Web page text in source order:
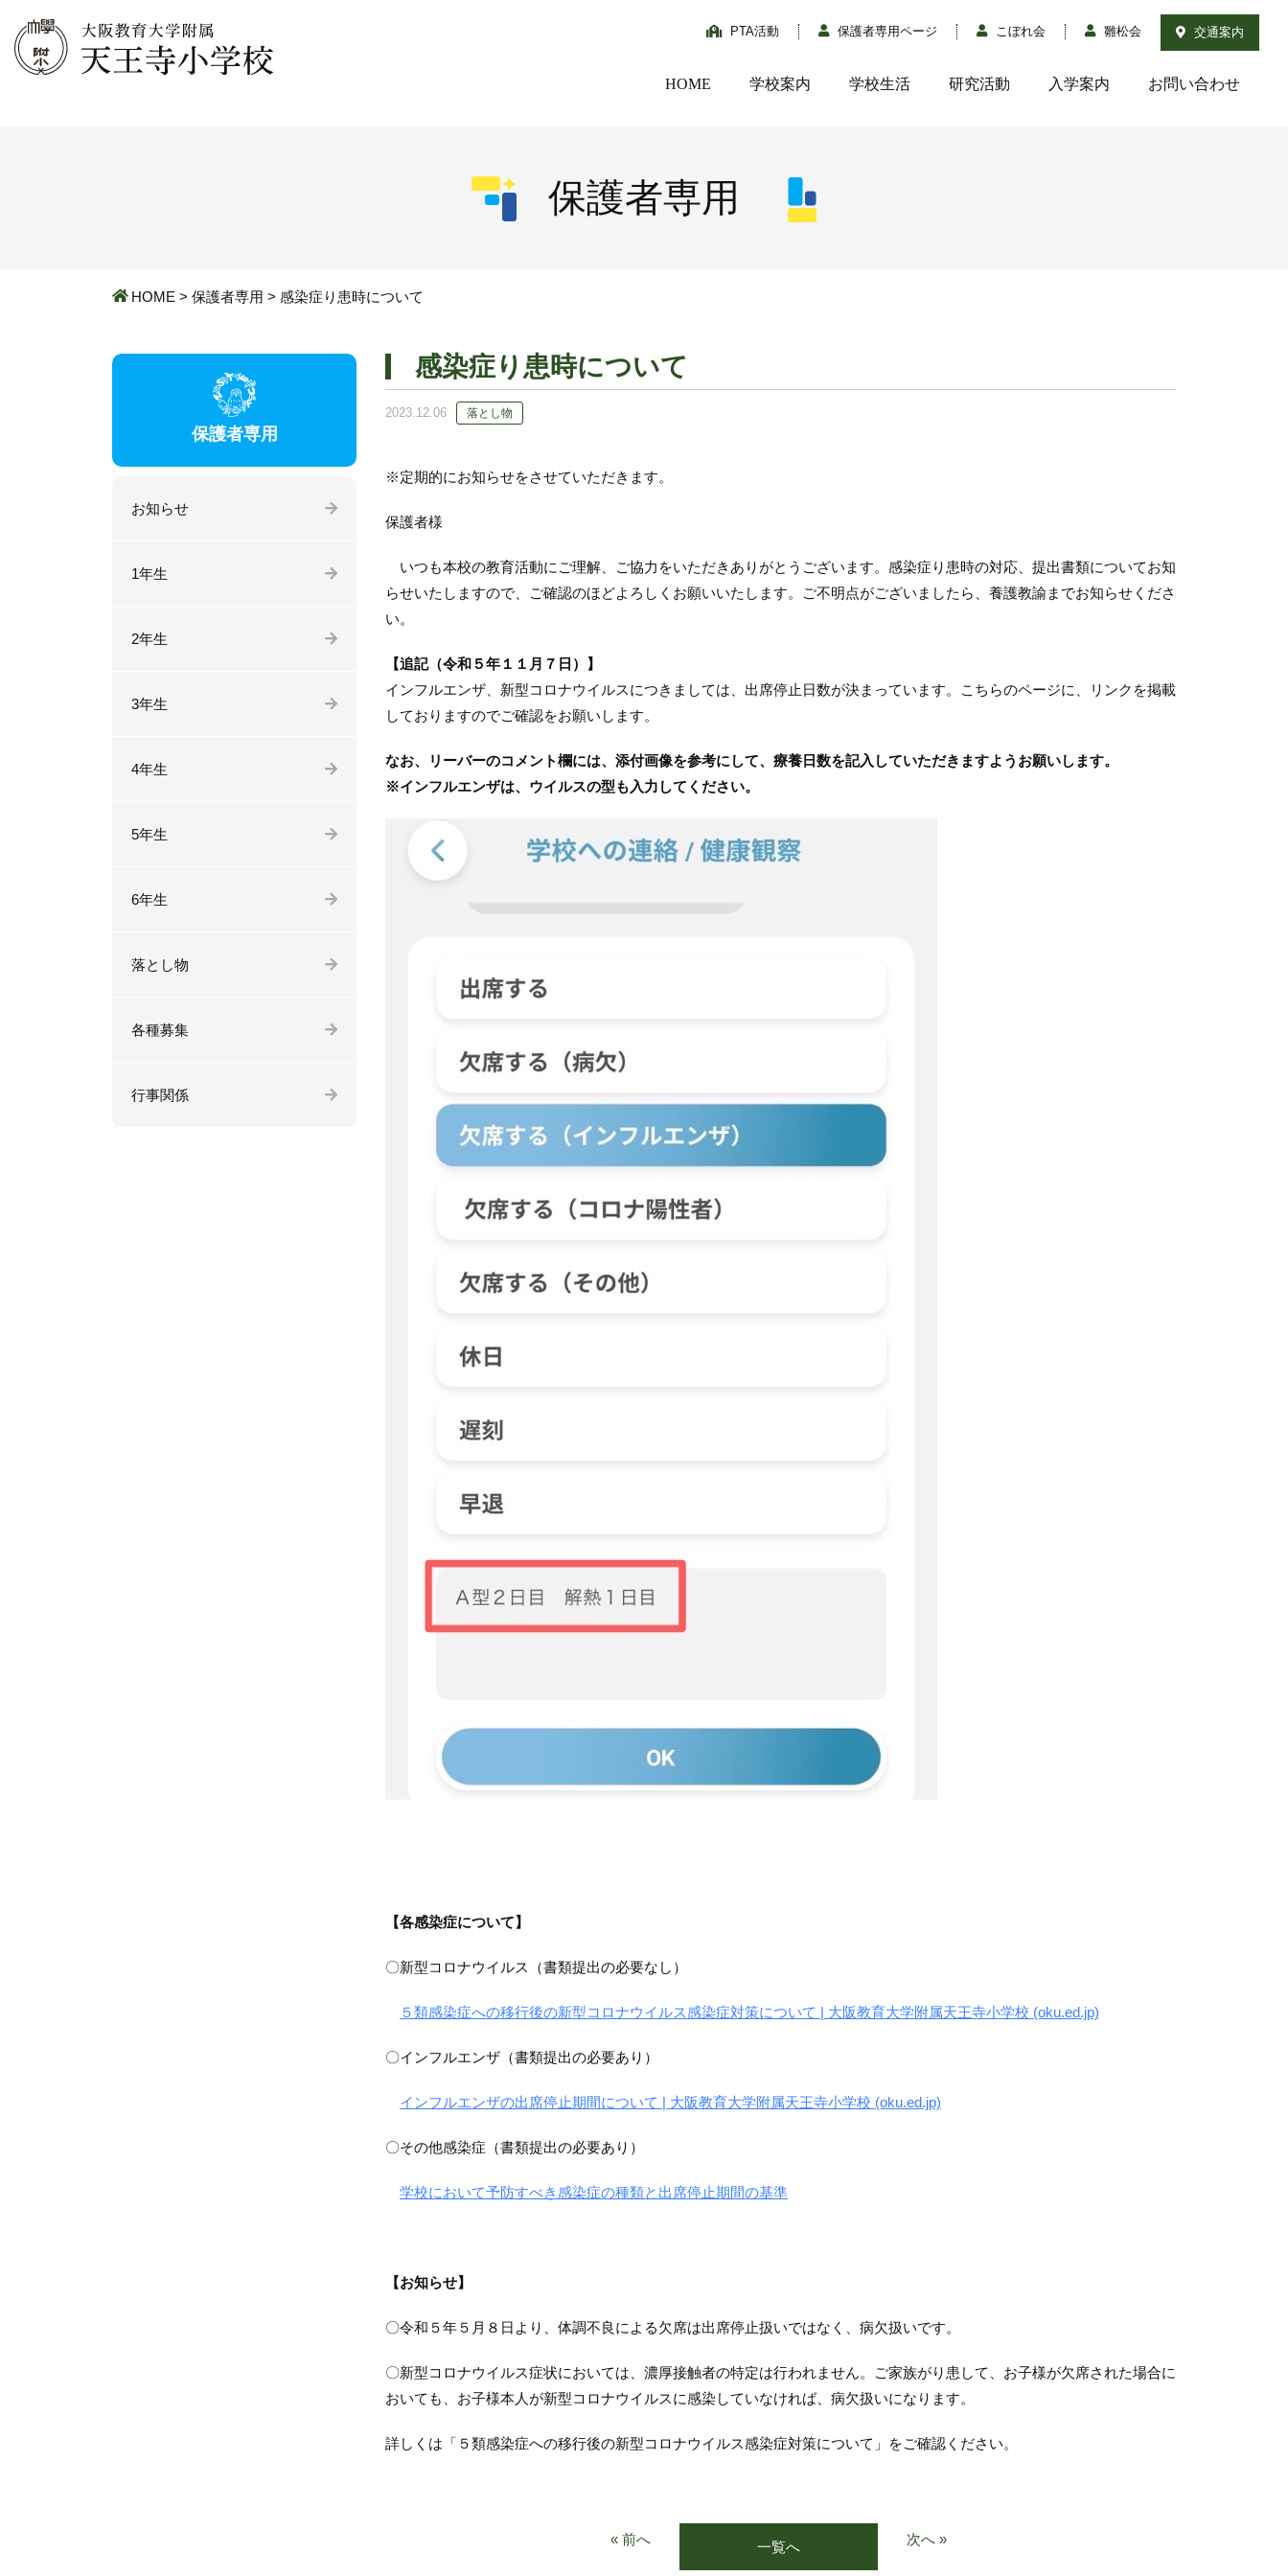
PTA活動 保護者専用ページ こぼれ会 雛松会 交通案内
HOME 学校案内 学校生活 研究活動 入学案内 お問い合わせ
保護者専用
HOME > 保護者専用 > 感染症り患時について
感染症り患時について
2023.12.06 落とし物
※定期的にお知らせをさせていただきます。
保護者様
いつも本校の教育活動にご理解、ご協力をいただきありがとうございます。感染症り患時の対応、提出書類についてお知
らせいたしますので、ご確認のほどよろしくお願いいたします。ご不明点がございましたら、養護教諭までお知らせくださ
い。
【追記（令和５年１１月７日）】
インフルエンザ、新型コロナウイルスにつきましては、出席停止日数が決まっています。こちらのページに、リンクを掲載
しておりますのでご確認をお願いします。
なお、リーバーのコメント欄には、添付画像を参考にして、療養日数を記入していただきますようお願いします。
※インフルエンザは、ウイルスの型も入力してください。
【各感染症について】
〇新型コロナウイルス（書類提出の必要なし）
５類感染症への移行後の新型コロナウイルス感染症対策について | 大阪教育大学附属天王寺小学校 (oku.ed.jp)
〇インフルエンザ（書類提出の必要あり）
インフルエンザの出席停止期間について | 大阪教育大学附属天王寺小学校 (oku.ed.jp)
〇その他感染症（書類提出の必要あり）
学校において予防すべき感染症の種類と出席停止期間の基準
【お知らせ】
〇令和５年５月８日より、体調不良による欠席は出席停止扱いではなく、病欠扱いです。
〇新型コロナウイルス症状においては、濃厚接触者の特定は行われません。ご家族がり患して、お子様が欠席された場合に
おいても、お子様本人が新型コロナウイルスに感染していなければ、病欠扱いになります。
詳しくは「５類感染症への移行後の新型コロナウイルス感染症対策について」をご確認ください。
« 前へ 一覧へ 次へ »
保護者専用
お知らせ
1年生
2年生
3年生
4年生
5年生
6年生
落とし物
各種募集
行事関係